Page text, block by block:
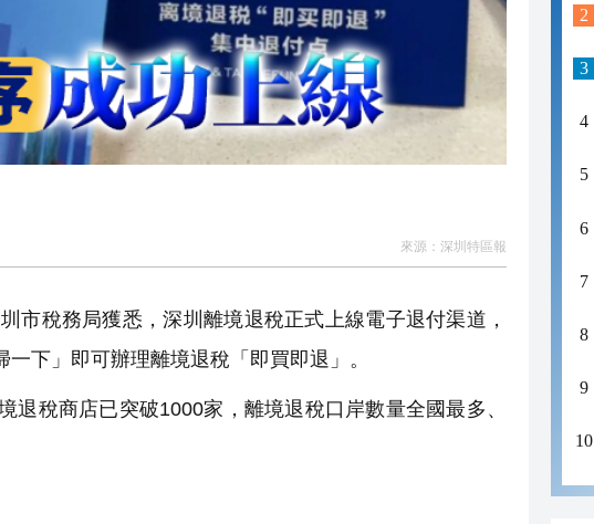
來源： 深圳特區報
稅務局獲悉，深圳離境退稅正式上線電子退付渠道，
下」即可辦理離境退稅「即買即退」。
稅商店已突破1000家，離境退稅口岸數量全國最多、